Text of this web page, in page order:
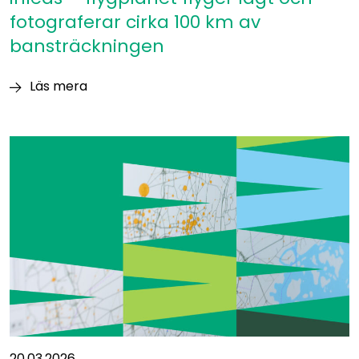
fotograferar cirka 100 km av
bansträckningen
Läs mera
och
fotograferar
cirka
100
km
av